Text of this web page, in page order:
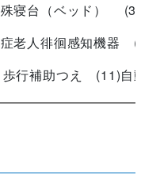
台（ベッド） (3)
老人徘徊感知機器
行補助つえ (11)自